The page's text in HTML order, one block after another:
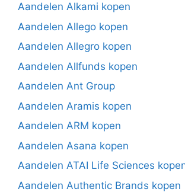
Aandelen Alkami kopen
Aandelen Allego kopen
Aandelen Allegro kopen
Aandelen Allfunds kopen
Aandelen Ant Group
Aandelen Aramis kopen
Aandelen ARM kopen
Aandelen Asana kopen
Aandelen ATAI Life Sciences
Aandelen Authentic Brands kopen